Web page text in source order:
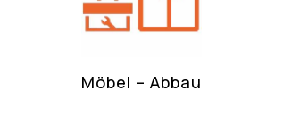
Möbel – Abbau